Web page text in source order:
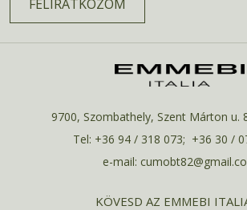
FELIRATKOZOM
9700, Szombathely, Szent Márton u.
Tel: +36 94 / 318 073; +36 30 /
e-mail:
KÖVESD AZ EMMEBI